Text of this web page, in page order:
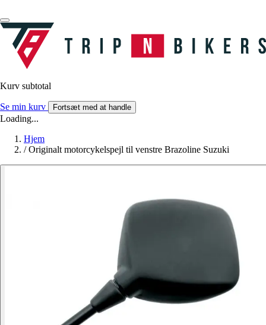
Kurv subtotal
Se min kurv Fortsæt med at handle
Loading...
Hjem
/ Originalt motorcykelspejl til venstre Brazoline Suzuki